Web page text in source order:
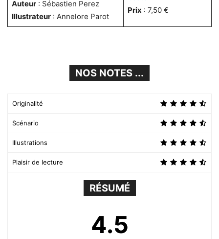
Auteur: Sébastien Perez
Illustrateur: Annelore Parot
Prix : 7,50 €
NOS NOTES ...
Originalité
Scénario
Illustrations
Plaisir de lecture
RÉSUMÉ
4.5